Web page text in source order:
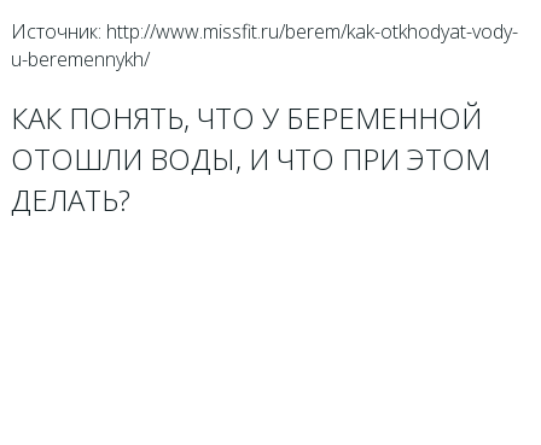
Источник: http://www.missfit.ru/berem/kak-otkhodyat-vody-
u-beremennykh/
КАК ПОНЯТЬ, ЧТО У БЕРЕМЕННОЙ
ОТОШЛИ ВОДЫ, И ЧТО ПРИ ЭТОМ
ДЕЛАТЬ?